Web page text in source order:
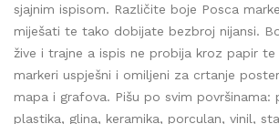
sjajnim ispisom. Različite boje Posca
miješati te tako dobijate bezbroj nijansi.
žive i trajne a ispis ne probija kroz papir
markeri uspješni i omiljeni za crtanje
mapa i grafova. Pišu po svim površinama:
plastika, glina, keramika, porculan, vinil,